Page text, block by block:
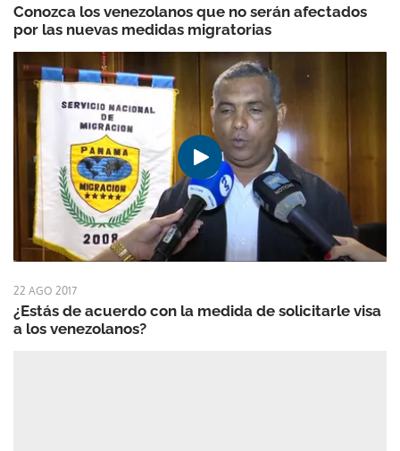
Conozca los venezolanos que no serán afectados
por las nuevas medidas migratorias
22 AGO 2017
¿Estás de acuerdo con la medida de solicitarle visa
a los venezolanos?